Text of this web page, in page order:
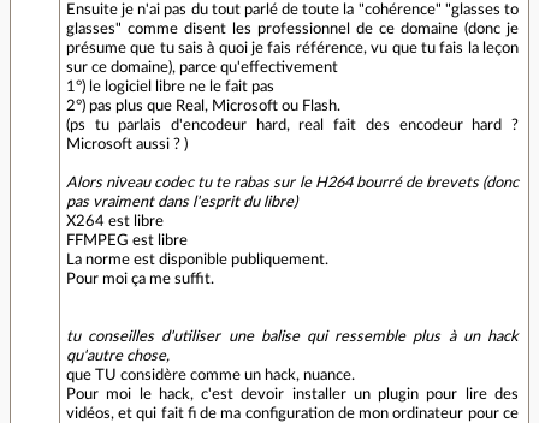
Ensuite je n'ai pas du tout parlé de toute la "cohérence" "glasses to
glasses" comme disent les professionnel de ce domaine (donc je
présume que tu sais à quoi je fais référence, vu que tu fais la leçon
sur ce domaine), parce qu'effectivement
1°) le logiciel libre ne le fait pas
2°) pas plus que Real, Microsoft ou Flash.
(ps tu parlais d'encodeur hard, real fait des encodeur hard ?
Microsoft aussi ? )
Alors niveau codec tu te rabas sur le H264 bourré de brevets (donc
pas vraiment dans l'esprit du libre)
X264 est libre
FFMPEG est libre
La norme est disponible publiquement.
Pour moi ça me suffit.
tu conseilles d'utiliser une balise qui ressemble plus à un hack
qu'autre chose,
que TU considère comme un hack, nuance.
Pour moi le hack, c'est devoir installer un plugin pour lire des
vidéos, et qui fait fi de ma configuration de mon ordinateur pour ce